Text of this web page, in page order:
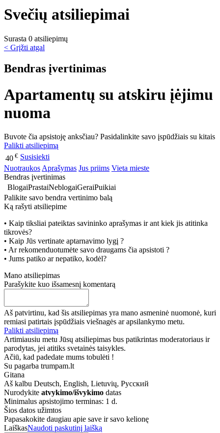
Svečių atsiliepimai
Surasta 0 atsiliepimų
< Grįžti atgal
Bendras įvertinimas
Apartamentų su atskiru įėjimu
nuoma
Buvote čia apsistoję anksčiau? Pasidalinkite savo įspūdžiais su kitais
Palikti atsiliepimą
40 € Susisiekti
NuotraukosAprašymas Jus priims Vieta mieste
Bendras įvertinimas
BlogaiPrastaiNeblogaiGeraiPuikiai
Palikite savo bendra vertinimo balą
Ką rašyti atsiliepime
• Kaip tiksliai pateiktas savininko aprašymas ir ant kiek jis atitinka
tikrovės?
• Kaip Jūs vertinate aptarnavimo lygį ?
• Ar rekomenduotumėte savo draugams čia apsistoti ?
• Jums patiko ar nepatiko, kodėl?
Mano atsiliepimas
Parašykite kuo išsamesnį komentarą
Aš patvirtinu, kad šis atsiliepimas yra mano asmeninė nuomonė, kuri
remiasi patirtais įspūdžiais viešnagės ar apsilankymo metu.
Palikti atsiliepimą
Artimiausiu metu Jūsų atsiliepimas bus patikrintas moderatoriaus ir
parodytas, jei atitiks svetainės taisykles.
Ačiū, kad padedate mums tobulėti !
Su pagarba trumpam.lt
Gitana
Aš kalbu Deutsch, English, Lietuvių, Русский
Nurodykite atvykimo/išvykimo datas
Minimalus apsistojimo terminas: 1 d.
Šios datos užimtos
Papasakokite daugiau apie save ir savo kelionę
LaiškasNaudoti paskutinį laišką